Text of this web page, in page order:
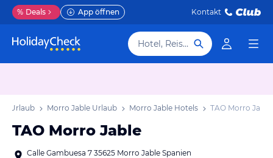
% Deals App öffnen Kontakt
Hotel, Reiseziel
Urlaub Morro Jable Urlaub Morro Jable Hotels TAO Morro Jable
TAO Morro Jable
Calle Gambuesa 7 35625 Morro Jable Spanien